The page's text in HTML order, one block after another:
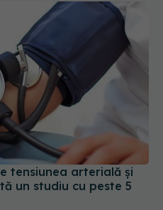
tensiunea arterială și
un studiu cu peste 5